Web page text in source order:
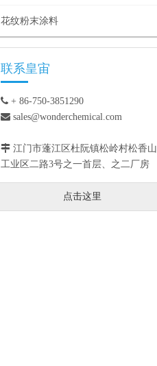
花纹粉末涂料
联系皇宙
 + 86-750-3851290
 sales@wonderchemical.com
 江门市蓬江区杜阮镇松岭村松香山
工业区二路3号之一首层、之二厂房
点击这里